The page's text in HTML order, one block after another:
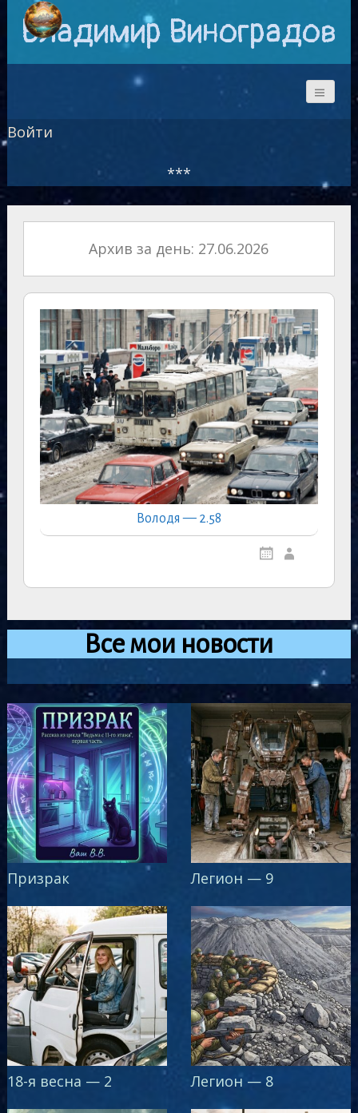
Владимир Виноградов
Войти
***
Архив за день: 27.06.2026
Володя — 2.58
Все мои новости
Призрак Легион — 9
18-я весна — 2 Легион — 8